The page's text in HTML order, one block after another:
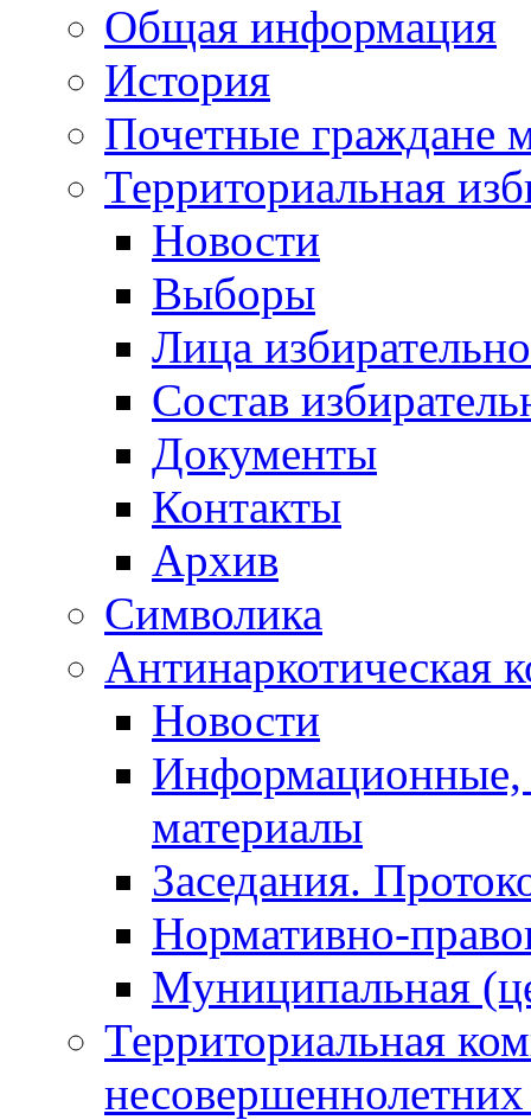
Общая информация
История
Почетные граждане
Территориальная
Новости
Выборы
Лица
Состав
Документы
Контакты
Архив
Символика
Антинаркотическая
Новости
Информационные,
материалы
Заседания.
Нормативно-
Муниципальная
Территориальная